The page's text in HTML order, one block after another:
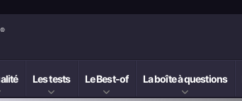
Les tests Le Best-of La boîte à questions